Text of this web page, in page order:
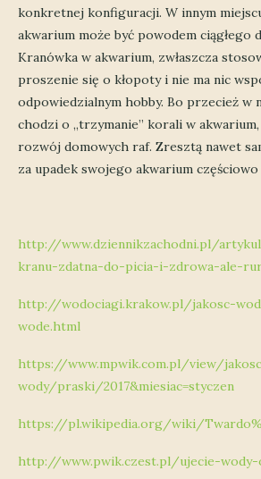
konkretnej konfiguracji. W innym
akwarium może być powodem ciągłego
Kranówka w akwarium, zwłaszcza
proszenie się o kłopoty i nie ma nic
odpowiedzialnym hobby. Bo przecież w
chodzi o „trzymanie” korali w
rozwój domowych raf. Zresztą nawet
za upadek swojego akwarium
http://www.dziennikzachodni.pl/
kranu-zdatna-do-picia-i-zdrowa-ale-
http://wodociagi.krakow.pl/jakosc-
wode.html
https://www.mpwik.com.pl/view/
wody/praski/2017&miesiac=styczen
https://pl.wikipedia.org/wiki/
http://www.pwik.czest.pl/ujecie-wody-